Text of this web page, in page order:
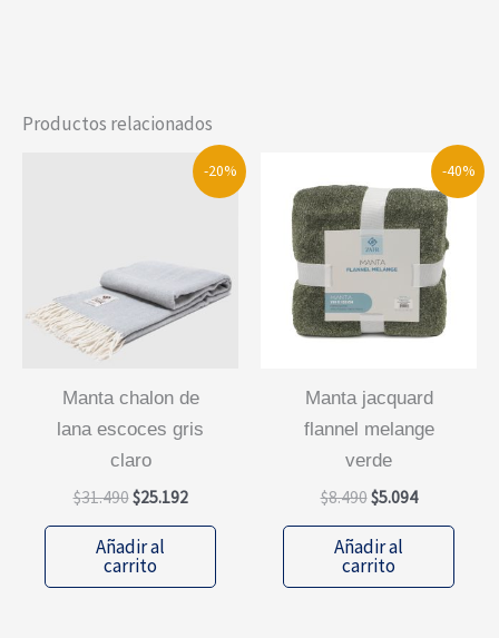
Productos relacionados
-20%
manta chalon de
lana escoces gris
claro
$31.490El
original
era:
$25.192El
actual
$25.192.
Añadir al
carrito
-40%
manta jacquard
flannel melange
verde
$8.490El
original
era:
$5.094El
actual
$5.094.
Añadir al
carrito